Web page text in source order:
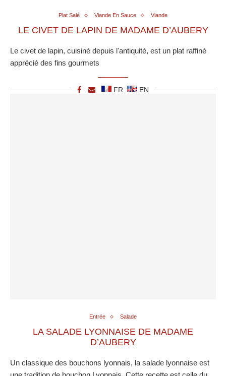
Plat Salé Viande En Sauce Viande
LE CIVET DE LAPIN DE MADAME D’AUBERY
Le civet de lapin, cuisiné depuis l'antiquité, est un plat raffiné
apprécié des fins gourmets
FR EN
Entrée Salade
LA SALADE LYONNAISE DE MADAME
D’AUBERY
Un classique des bouchons lyonnais, la salade lyonnaise est